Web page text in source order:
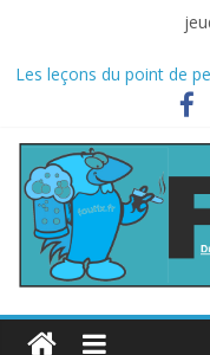
Les leçons du point de
Le football italien
La FIFA veut vendre
privés, la planète football
Les curiosités de la
L’Inde et la Chine, trop